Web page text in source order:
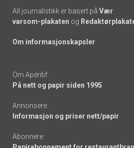
All journalistikk er basert på Vær
varsom-plakaten og
Om informasjonskapsler
Om Apéritif:
På nett og papir siden 1995
Annonsere:
Informasjon og priser nett/papir
Abonnere: